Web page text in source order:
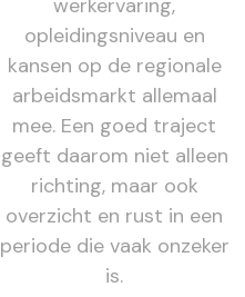
opleidingsniveau en
kansen op de regionale
arbeidsmarkt allemaal
mee. Een goed traject
geeft daarom niet alleen
richting, maar ook
overzicht en rust in een
periode die vaak onzeker
is.